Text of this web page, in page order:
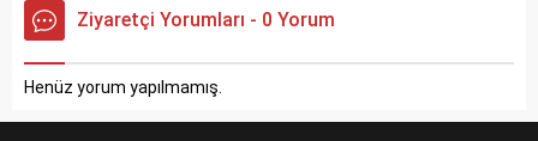
Ziyaretçi Yorumları - 0 Yorum
Henüz yorum yapılmamış.